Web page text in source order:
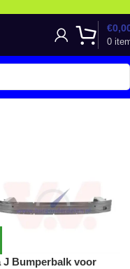
0
€
J Bumperbalk voor